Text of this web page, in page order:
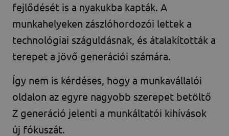
fejlődését is a nyakukba kapták. A
munkahelyeken zászlóhordozói lettek a
technológiai száguldásnak, és átalakították a
terepet a jövő generációi számára.
Így nem is kérdéses, hogy a munkavállalói
oldalon az egyre nagyobb szerepet betöltő
Z generáció jelenti a munkáltatói kihívások
új fókuszát.